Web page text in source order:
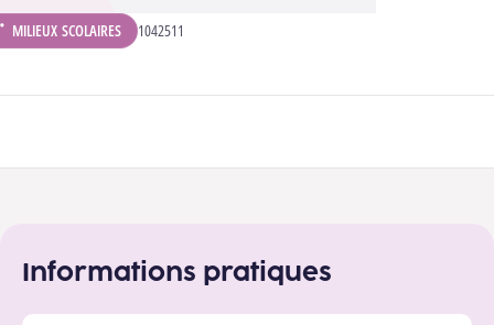
:
MILIEUX SCOLAIRES CODE ANALYTIQUE :
1042511
Informations pratiques